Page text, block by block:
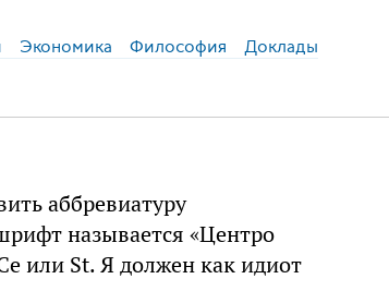
Экономика Философия Доклады
аббревиатуру
называется «Центро
или St. Я должен как идиот